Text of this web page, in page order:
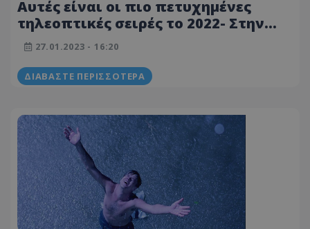
Αυτές είναι οι πιο πετυχημένες
τηλεοπτικές σειρές το 2022- Στην
κορυφή παραγωγές του Netflix
27.01.2023 - 16:20
ΔΙΑΒΆΣΤΕ ΠΕΡΙΣΣΌΤΕΡΑ